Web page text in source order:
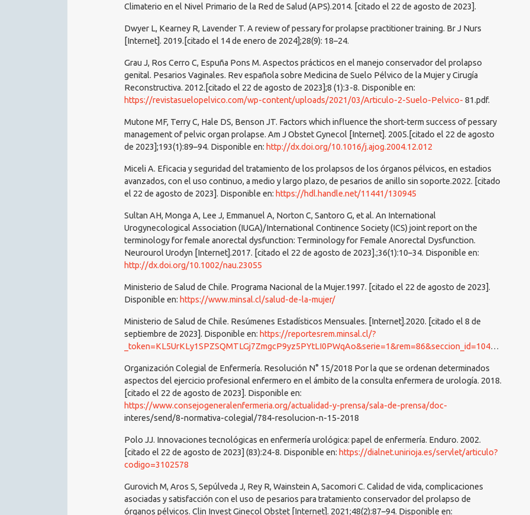
Climaterio en el Nivel Primario de la Red de Salud (APS).2014. [citado el 22 de agosto de 2023].
Dwyer L, Kearney R, Lavender T. A review of pessary for prolapse practitioner training. Br J Nurs
[Internet]. 2019.[citado el 14 de enero de 2024];28(9): 18–24.
Grau J, Ros Cerro C, Espuña Pons M. Aspectos prácticos en el manejo conservador del prolapso
genital. Pesarios Vaginales. Rev española sobre Medicina de Suelo Pélvico de la Mujer y Cirugía
Reconstructiva. 2012.[citado el 22 de agosto de 2023];8 (1):3-8. Disponible en:
https://revistasuelopelvico.com/wp-content/uploads/2021/03/Articulo-2-Suelo-Pelvico- 81.pdf.
Mutone MF, Terry C, Hale DS, Benson JT. Factors which influence the short-term success of pessary
management of pelvic organ prolapse. Am J Obstet Gynecol [Internet]. 2005.[citado el 22 de agosto
de 2023];193(1):89–94. Disponible en: http://dx.doi.org/10.1016/j.ajog.2004.12.012
Miceli A. Eficacia y seguridad del tratamiento de los prolapsos de los órganos pélvicos, en estadios
avanzados, con el uso continuo, a medio y largo plazo, de pesarios de anillo sin soporte.2022. [citado
el 22 de agosto de 2023]. Disponible en: https://hdl.handle.net/11441/130945
Sultan AH, Monga A, Lee J, Emmanuel A, Norton C, Santoro G, et al. An International
Urogynecological Association (IUGA)/International Continence Society (ICS) joint report on the
terminology for female anorectal dysfunction: Terminology for Female Anorectal Dysfunction.
Neurourol Urodyn [Internet].2017. [citado el 22 de agosto de 2023].;36(1):10–34. Disponible en:
http://dx.doi.org/10.1002/nau.23055
Ministerio de Salud de Chile. Programa Nacional de la Mujer.1997. [citado el 22 de agosto de 2023].
Disponible en: https://www.minsal.cl/salud-de-la-mujer/
Ministerio de Salud de Chile. Resúmenes Estadísticos Mensuales. [Internet].2020. [citado el 8 de
septiembre de 2023]. Disponible en: https://reportesrem.minsal.cl/?
_token=KL5UrKLy1SPZSQMTLGj7ZmgcP9yz5PYtLI0PWqAo&serie=1&rem=86&seccion_id=1046&tipo=3&regiones=0&servicios=-1&periodo=2020&mes_inicio=1&mes_final=12
Organización Colegial de Enfermería. Resolución N° 15/2018 Por la que se ordenan determinados
aspectos del ejercicio profesional enfermero en el ámbito de la consulta enfermera de urología. 2018.
[citado el 22 de agosto de 2023]. Disponible en:
https://www.consejogeneralenfermeria.org/actualidad-y-prensa/sala-de-prensa/doc-
interes/send/8-normativa-colegial/784-resolucion-n-15-2018
Polo JJ. Innovaciones tecnológicas en enfermería urológica: papel de enfermería. Enduro. 2002.
[citado el 22 de agosto de 2023] (83):24-8. Disponible en: https://dialnet.unirioja.es/servlet/articulo?
codigo=3102578
Gurovich M, Aros S, Sepúlveda J, Rey R, Wainstein A, Sacomori C. Calidad de vida, complicaciones
asociadas y satisfacción con el uso de pesarios para tratamiento conservador del prolapso de
órganos pélvicos. Clin Invest Ginecol Obstet [Internet]. 2021;48(2):87–94. Disponible en: